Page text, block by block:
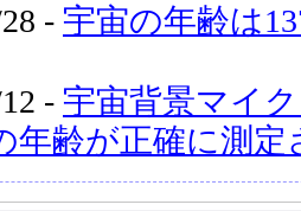
- 宇宙の年齢は
- 宇宙背景マイ
年齢が正確に測定